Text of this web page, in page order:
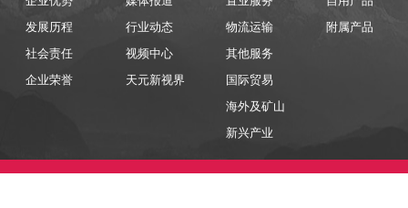
发展历程
社会责任
企业荣誉
行业动态
视频中心
天元新视界
物流运输
其他服务
国际贸易
海外及矿山
新兴产业
附属产品